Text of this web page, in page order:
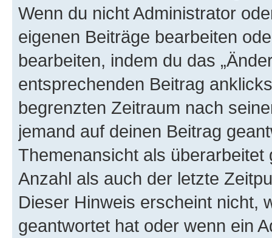
Wenn du nicht Administrator
eigenen Beiträge bearbeiten
bearbeiten, indem du das
entsprechenden Beitrag
begrenzten Zeitraum nach
jemand auf deinen Beitrag
Themenansicht als
Anzahl als auch der letzte
Dieser Hinweis erscheint nicht,
geantwortet hat oder wenn ein